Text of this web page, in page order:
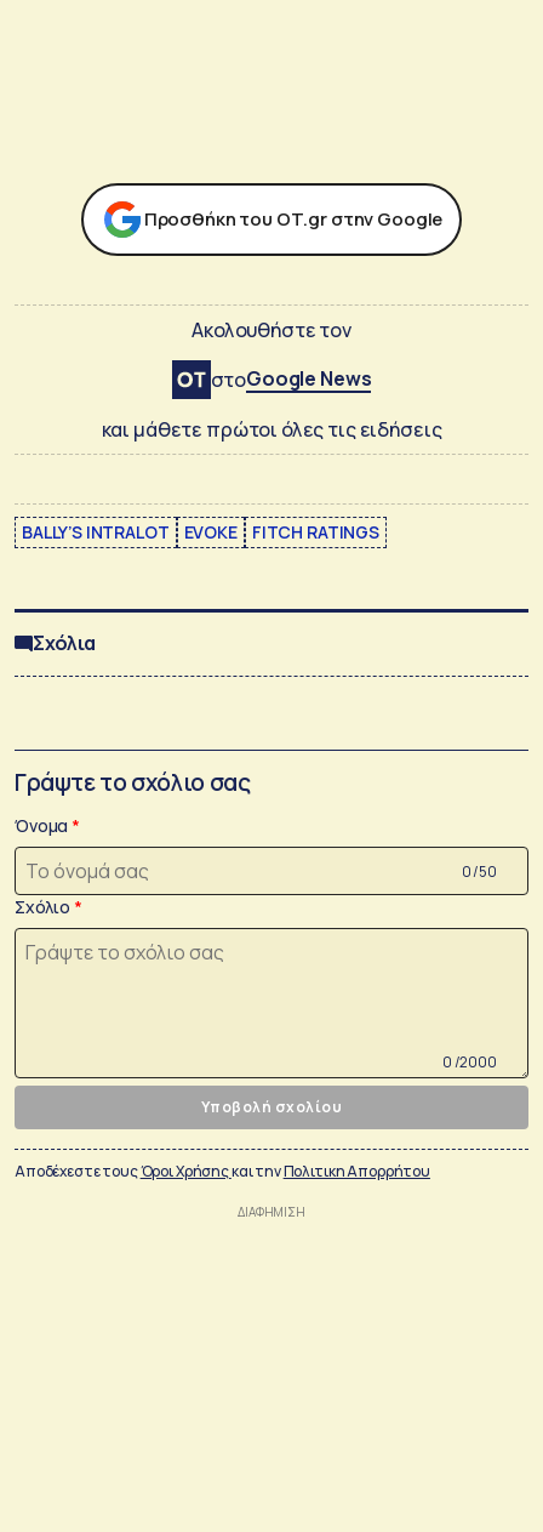
Προσθήκη του ΟΤ.gr στην Google
Ακολουθήστε τον
στοGoogle News
και μάθετε πρώτοι όλες τις ειδήσεις
BALLY’S INTRALOT EVOKE FITCH RATINGS
Σχόλια
Γράψτε το σχόλιο σας
Όνομα
0 /50
Σχόλιο
0 /2000
Υποβολή σχολίου
Αποδέχεστε τουςΌροι Χρήσηςκαι τηνΠολιτικη Απορρήτου